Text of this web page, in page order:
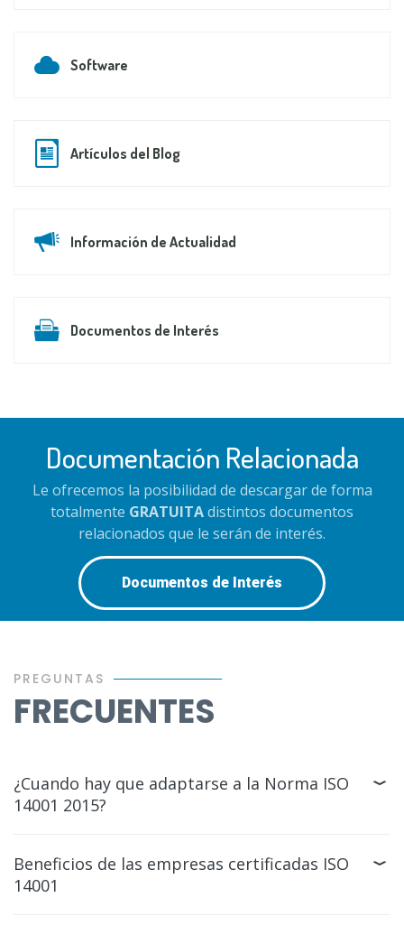
Software
Artículos del Blog
Información de Actualidad
Documentos de Interés
Documentación Relacionada
Le ofrecemos la posibilidad de descargar de forma
totalmente GRATUITAdistintos documentos
relacionados que le serán de interés.
Documentos de Interés
PREGUNTAS
FRECUENTES
¿Cuando hay que adaptarse a la Norma ISO
14001 2015?
Beneficios de las empresas certificadas ISO
14001